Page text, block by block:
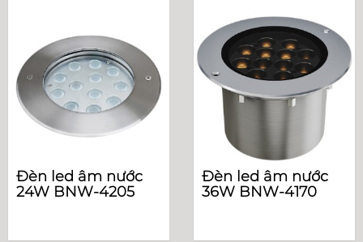
Đèn led âm nước
24W BNW-4205
Đèn led âm nước
36W BNW-4170